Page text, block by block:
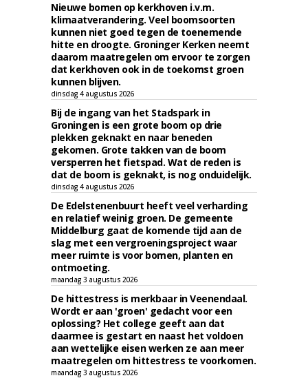
Nieuwe bomen op kerkhoven i.v.m.
klimaatverandering. Veel boomsoorten
kunnen niet goed tegen de toenemende
hitte en droogte. Groninger Kerken neemt
daarom maatregelen om ervoor te zorgen
dat kerkhoven ook in de toekomst groen
kunnen blijven.
dinsdag 4 augustus 2026
Bij de ingang van het Stadspark in
Groningen is een grote boom op drie
plekken geknakt en naar beneden
gekomen. Grote takken van de boom
versperren het fietspad. Wat de reden is
dat de boom is geknakt, is nog onduidelijk.
dinsdag 4 augustus 2026
De Edelstenenbuurt heeft veel verharding
en relatief weinig groen. De gemeente
Middelburg gaat de komende tijd aan de
slag met een vergroeningsproject waar
meer ruimte is voor bomen, planten en
ontmoeting.
maandag 3 augustus 2026
De hittestress is merkbaar in Veenendaal.
Wordt er aan 'groen' gedacht voor een
oplossing? Het college geeft aan dat
daarmee is gestart en naast het voldoen
aan wettelijke eisen werken ze aan meer
maatregelen om hittestress te voorkomen.
maandag 3 augustus 2026